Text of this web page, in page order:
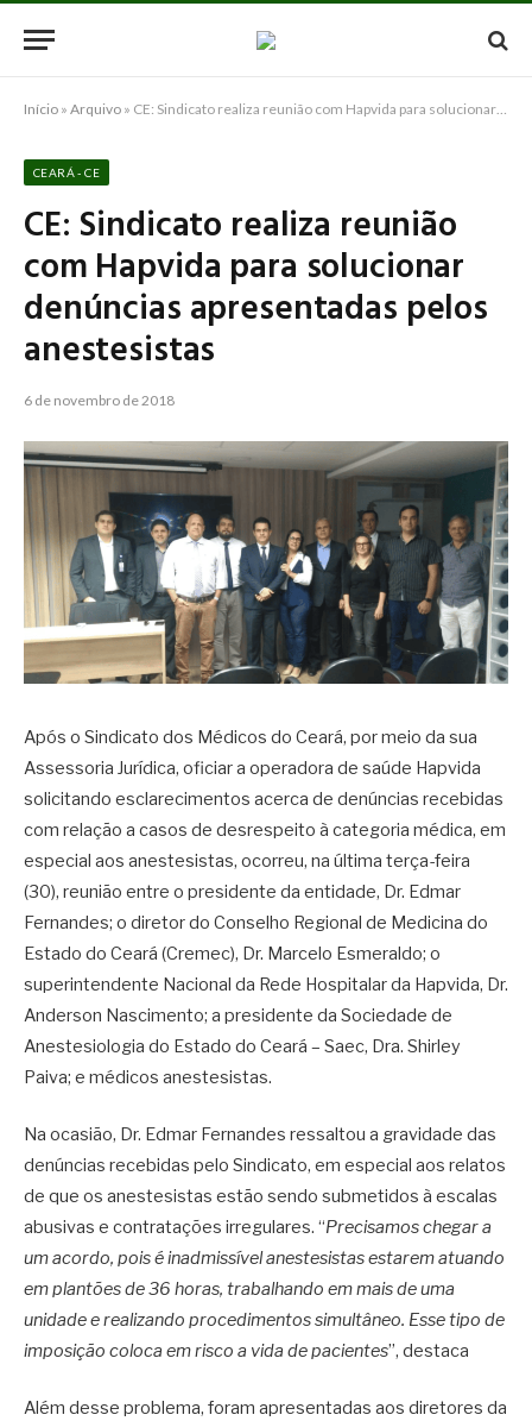
Início » Arquivo » CE: Sindicato realiza reunião com Hapvida para solucionar denúncias apresentadas pelos anestesistas
CEARÁ - CE
CE: Sindicato realiza reunião
com Hapvida para solucionar
denúncias apresentadas pelos
anestesistas
6 de novembro de 2018
Após o Sindicato dos Médicos do Ceará, por meio da sua
Assessoria Jurídica, oficiar a operadora de saúde Hapvida
solicitando esclarecimentos acerca de denúncias recebidas
com relação a casos de desrespeito à categoria médica, em
especial aos anestesistas, ocorreu, na última terça-feira
(30), reunião entre o presidente da entidade, Dr. Edmar
Fernandes; o diretor do Conselho Regional de Medicina do
Estado do Ceará (Cremec), Dr. Marcelo Esmeraldo; o
superintendente Nacional da Rede Hospitalar da Hapvida, Dr.
Anderson Nascimento; a presidente da Sociedade de
Anestesiologia do Estado do Ceará – Saec, Dra. Shirley
Paiva; e médicos anestesistas.
Na ocasião, Dr. Edmar Fernandes ressaltou a gravidade das
denúncias recebidas pelo Sindicato, em especial aos relatos
de que os anestesistas estão sendo submetidos à escalas
abusivas e contratações irregulares. “Precisamos chegar a
um acordo, pois é inadmissível anestesistas estarem atuando
em plantões de 36 horas, trabalhando em mais de uma
unidade e realizando procedimentos simultâneo. Esse tipo de
imposição coloca em risco a vida de pacientes”, destaca
Além desse problema, foram apresentadas aos diretores da